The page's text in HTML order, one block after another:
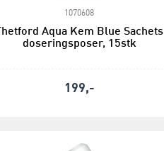
1070608
Thetford Aqua Kem Blue Sachets
doseringsposer, 15stk
199,-